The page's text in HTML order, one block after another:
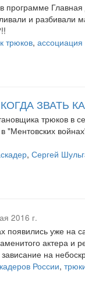
программе
и разбивали
трюков, ассоциация
ЗВАТЬ
трюков в
"Ментовских
, Сергей
2016 г.
уже на
актера
на
России,